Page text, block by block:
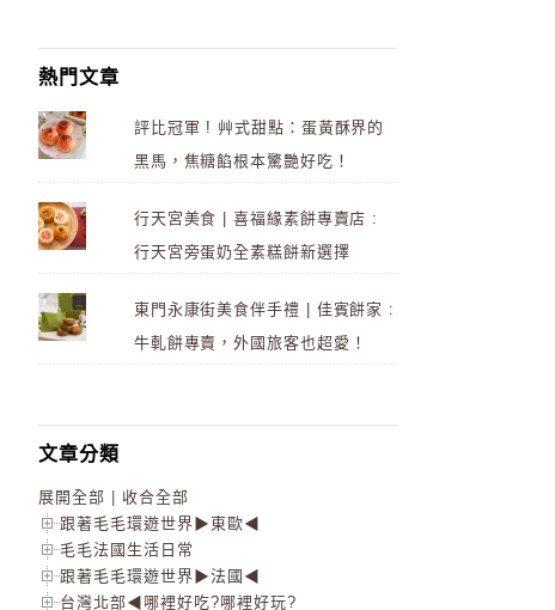
熱門文章
評比冠軍 ! 艸式甜點：蛋黃酥界的
黑馬，焦糖餡根本驚艷好吃！
行天宮美食 | 喜福緣素餅專賣店 :
行天宮旁蛋奶全素糕餅新選擇
東門永康街美食伴手禮 | 佳賓餅家 :
牛軋餅專賣，外國旅客也超愛！
文章分類
展開全部
收合全部
跟著毛毛環遊世界▶東歐◀
毛毛法國生活日常
跟著毛毛環遊世界▶法國◀
台灣北部◀哪裡好吃?哪裡好玩?